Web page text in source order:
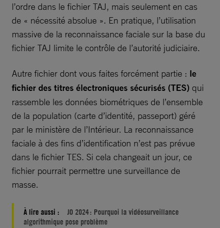
l’ordre dans le fichier TAJ, mais seulement en cas
de « nécessité absolue ». En pratique, l’utilisation
massive de la reconnaissance faciale sur la base du
fichier TAJ limite le contrôle de l’autorité judiciaire.
Autre fichier dont vous faites forcément partie : le
fichier des titres électroniques sécurisés (TES) qui
rassemble les données biométriques de l’ensemble
de la population (carte d’identité, passeport) géré
par le ministère de l’Intérieur. La reconnaissance
faciale à des fins d’identification n’est pas prévue
dans le fichier TES. Si cela changeait un jour, ce
fichier pourrait permettre une surveillance de
masse.
À lire aussi :
JO 2024 : Pourquoi la vidéosurveillance
algorithmique pose problème